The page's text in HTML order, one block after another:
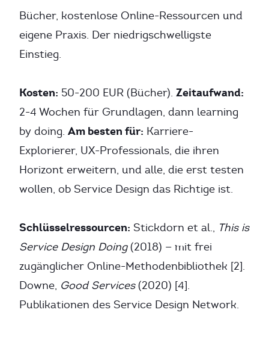
Bücher, kostenlose Online-Ressourcen und
eigene Praxis. Der niedrigschwelligste
Einstieg.
Kosten: 50-200 EUR (Bücher). Zeitaufwand:
2-4 Wochen für Grundlagen, dann learning
by doing. Am besten für: Karriere-
Explorierer, UX-Professionals, die ihren
Horizont erweitern, und alle, die erst testen
wollen, ob Service Design das Richtige ist.
Schlüsselressourcen: Stickdorn et al., This is
Service Design Doing(2018) — mit frei
zugänglicher Online-Methodenbibliothek [2].
Downe, Good Services(2020) [4].
Publikationen des Service Design Network.